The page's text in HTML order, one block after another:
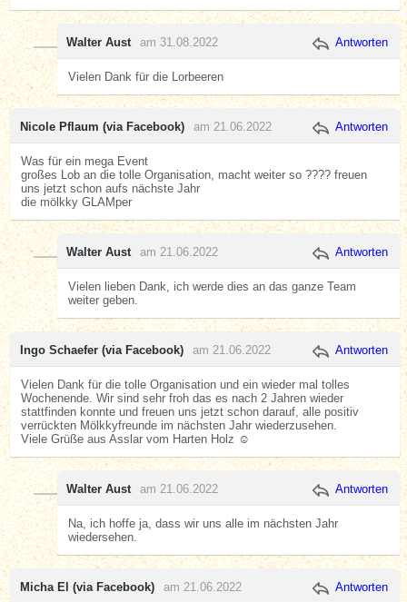
Walter Aust am 31.08.2022 Antworten
Vielen Dank für die Lorbeeren
Nicole Pflaum (via Facebook) am 21.06.2022 Antworten
Was für ein mega Event
großes Lob an die tolle Organisation, macht weiter so ???? freuen
uns jetzt schon aufs nächste Jahr
die mölkky GLAMper
Walter Aust am 21.06.2022 Antworten
Vielen lieben Dank, ich werde dies an das ganze Team
weiter geben.
Ingo Schaefer (via Facebook) am 21.06.2022 Antworten
Vielen Dank für die tolle Organisation und ein wieder mal tolles
Wochenende. Wir sind sehr froh das es nach 2 Jahren wieder
stattfinden konnte und freuen uns jetzt schon darauf, alle positiv
verrückten Mölkkyfreunde im nächsten Jahr wiederzusehen.
Viele Grüße aus Asslar vom Harten Holz ☺️
Walter Aust am 21.06.2022 Antworten
Na, ich hoffe ja, dass wir uns alle im nächsten Jahr
wiedersehen.
Micha El (via Facebook) am 21.06.2022 Antworten